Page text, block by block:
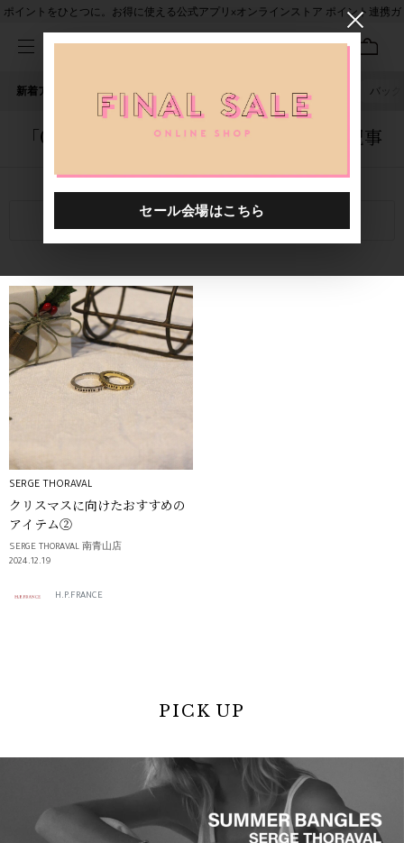
ポイントをひとつに。お得に使える公式アプリ×オンラインストア ポイント連携ガ
新着アイテム 人気ワード セール 40th限定 バッグ
「0000014.8880423.0001」に関する記事
関連キーワード
SERGE THORAVAL
クリスマスに向けたおすすめの
アイテム②
SERGE THORAVAL 南青山店
2024.12.19
H.P.FRANCE
PICK UP